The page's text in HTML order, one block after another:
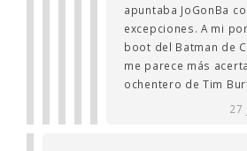
apuntaba JoGonBa
excepciones. A mi
boot del Batman de
me parece más
ochentero de Tim
27